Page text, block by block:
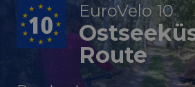
EuroVelo 10
Route